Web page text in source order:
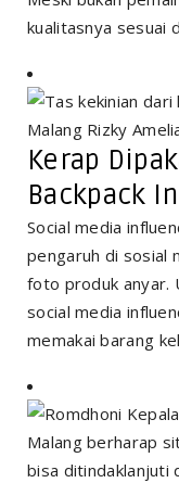
kualitasnya sesuai
Kerap
Backpack
Social media
pengaruh di sosial
foto produk anyar.
social media
memakai barang